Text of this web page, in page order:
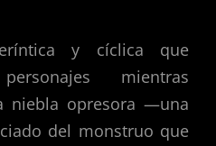
y cíclica que
mientras
niebla opresora —una
del monstruo que